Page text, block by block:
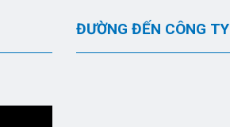
ĐƯỜNG ĐẾN CÔNG TY